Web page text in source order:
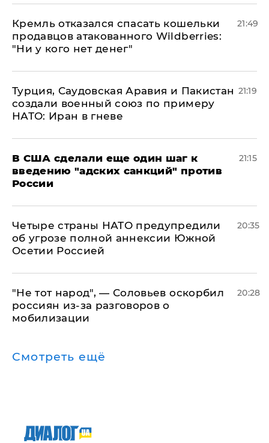
Кремль отказался спасать кошельки
продавцов атакованного Wildberries:
"Ни у кого нет денег"
21:49
Турция, Саудовская Аравия и Пакистан
создали военный союз по примеру
НАТО: Иран в гневе
21:19
В США сделали еще один шаг к
введению "адских санкций" против
России
21:15
Четыре страны НАТО предупредили
об угрозе полной аннексии Южной
Осетии Россией
20:35
​"Не тот народ", — Соловьев оскорбил
россиян из-за разговоров о
мобилизации
20:28
Смотреть ещё